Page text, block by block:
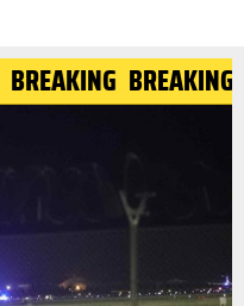
BREAKING BREAKING